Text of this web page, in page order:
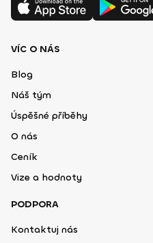
VÍC O NÁS
Blog
Náš tým
Úspěšné příběhy
O nás
Ceník
Vize a hodnoty
PODPORA
Kontaktuj nás